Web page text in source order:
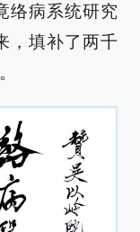
络病系统研究
，填补了两千